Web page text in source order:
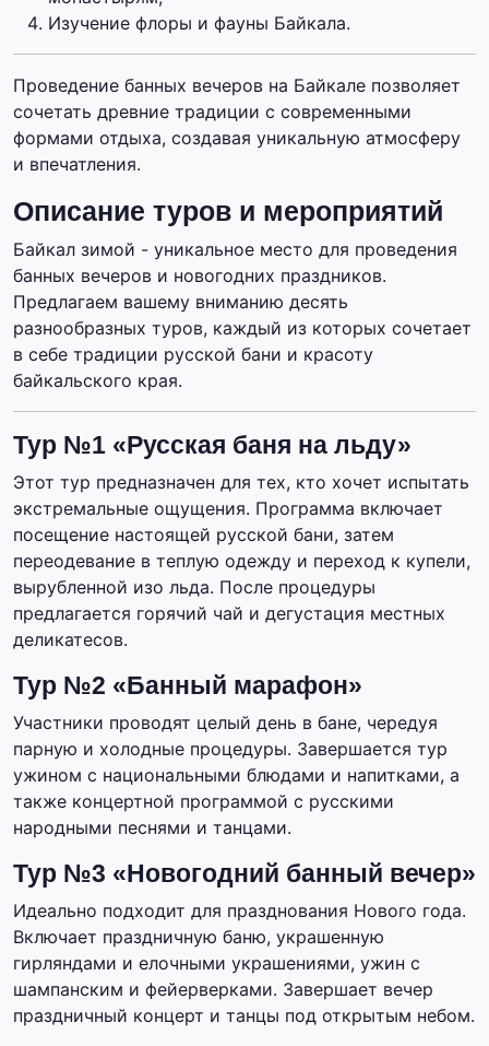
Изучение флоры и фауны Байкала.
Проведение банных вечеров на Байкале позволяет
сочетать древние традиции с современными
формами отдыха, создавая уникальную атмосферу
и впечатления.
Описание туров и мероприятий
Байкал зимой - уникальное место для проведения
банных вечеров и новогодних праздников.
Предлагаем вашему вниманию десять
разнообразных туров, каждый из которых сочетает
в себе традиции русской бани и красоту
байкальского края.
Тур №1 «Русская баня на льду»
Этот тур предназначен для тех, кто хочет испытать
экстремальные ощущения. Программа включает
посещение настоящей русской бани, затем
переодевание в теплую одежду и переход к купели,
вырубленной изо льда. После процедуры
предлагается горячий чай и дегустация местных
деликатесов.
Тур №2 «Банный марафон»
Участники проводят целый день в бане, чередуя
парную и холодные процедуры. Завершается тур
ужином с национальными блюдами и напитками, а
также концертной программой с русскими
народными песнями и танцами.
Тур №3 «Новогодний банный вечер»
Идеально подходит для празднования Нового года.
Включает праздничную баню, украшенную
гирляндами и елочными украшениями, ужин с
шампанским и фейерверками. Завершает вечер
праздничный концерт и танцы под открытым небом.